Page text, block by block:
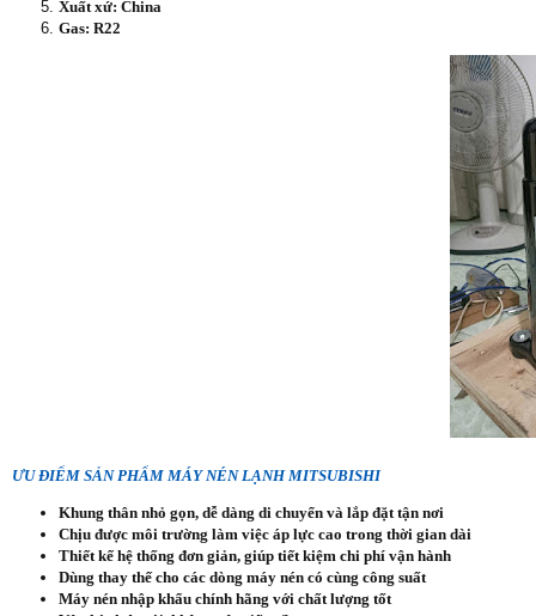
Xuất xứ: China
Gas: R22
ƯU ĐIỂM SẢN PHẨM MÁY NÉN LẠNH MITSUBISHI
Khung thân nhỏ gọn, dễ dàng di chuyển và lắp đặt tận nơi
Chịu được môi trường làm việc áp lực cao trong thời gian dài
Thiết kế hệ thống đơn giản, giúp tiết kiệm chi phí vận hành
Dùng thay thế cho các dòng máy nén có cùng công suất
Máy nén nhập khẩu chính hãng với chất lượng tốt